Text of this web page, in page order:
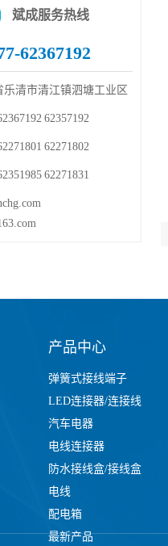
斌成服务热线
62367192
乐清市清江镇泗塘工业区
62357192
62271802
62271831
产品中心
弹簧式接线端子
LED连接器/连接线
汽车电器
电线连接器
防水接线盒/接线盒
电线
配电箱
最新产品